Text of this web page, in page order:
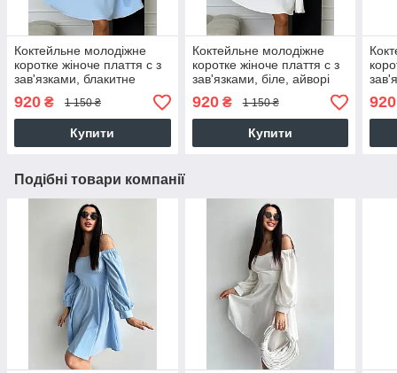
Коктейльне молодіжне
коротке жіноче плаття с з
зав'язками, блакитне
920 ₴ 1 150 ₴
Купити
Коктейльне молодіжне
коротке жіноче плаття с з
зав'язками, біле, айворі
920₴ 1 150 ₴
Купити
920
Подібні товари компанії